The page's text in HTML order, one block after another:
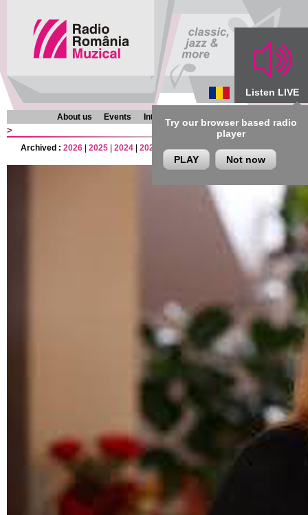
Listen LIVE
Try our browser based radio
player
PLAY Not now
About us Events Interviews Chronicles Programmes
>
Archived : 2026 2025 2024 2023 2022|2021 2020|2019|2018